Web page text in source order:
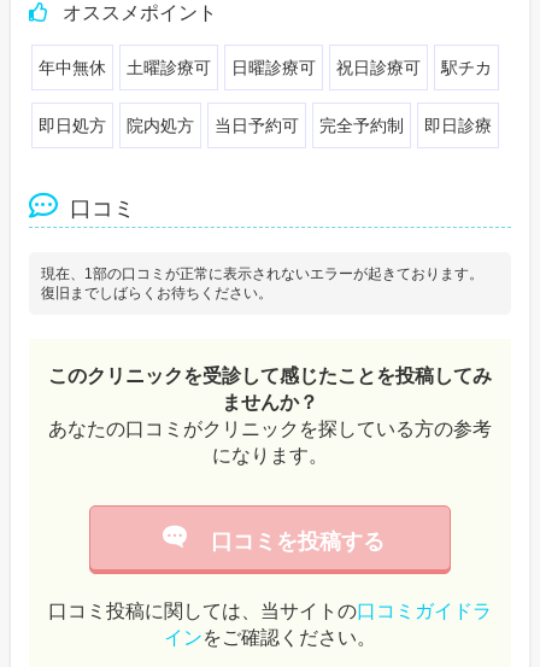
オススメポイント
年中無休 土曜診療可 日曜診療可 祝日診療可 駅チカ
即日処方 院内処方 当日予約可 完全予約制 即日診療
口コミ
現在、1部の口コミが正常に表示されないエラーが起きております。
復旧までしばらくお待ちください。
このクリニックを受診して感じたことを投稿してみ
ませんか？
あなたの口コミがクリニックを探している方の参考
になります。
口コミを投稿する
口コミ投稿に関しては、当サイトの口コミガイドラ
インをご確認ください。